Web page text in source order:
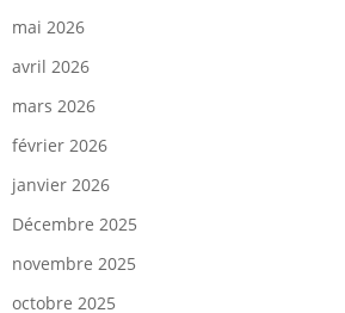
mai 2026
avril 2026
mars 2026
février 2026
janvier 2026
Décembre 2025
novembre 2025
octobre 2025